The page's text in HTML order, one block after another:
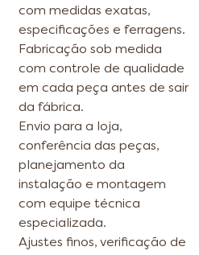
com medidas exatas,
especificações e ferragens.
Fabricação sob medida
com controle de qualidade
em cada peça antes de sair
da fábrica.
Envio para a loja,
conferência das peças,
planejamento da
instalação e montagem
com equipe técnica
especializada.
Ajustes finos, verificação de